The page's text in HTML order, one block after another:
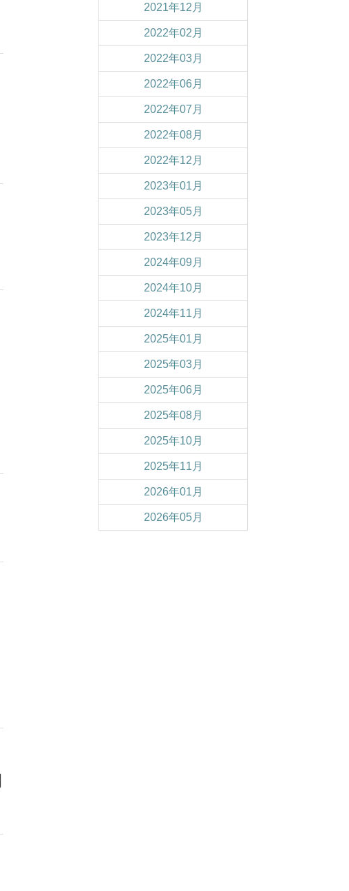
2021年12月
2022年02月
2022年03月
2022年06月
2022年07月
2022年08月
2022年12月
2023年01月
2023年05月
2023年12月
2024年09月
2024年10月
2024年11月
2025年01月
2025年03月
2025年06月
2025年08月
2025年10月
2025年11月
2026年01月
2026年05月